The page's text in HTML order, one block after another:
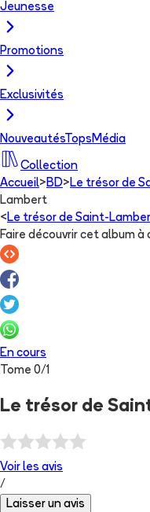
Jeunesse
Promotions
Exclusivités
NouveautésTops Média
Collection
Accueil> BD> Le trésor de
Lambert
< Le trésor de Saint-
Faire découvrir cet album à
En cours
Tome 0/1
Le trésor de
Voir les avis
/
Laisser un avis